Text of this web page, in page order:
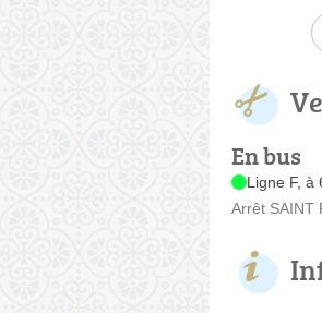
En bus
Ligne F, à
Arrêt SAINT